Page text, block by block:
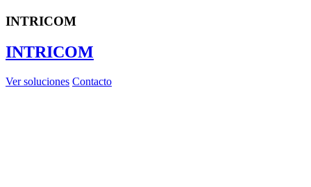
INTRICOM
INTRICOM
Ver soluciones Contacto